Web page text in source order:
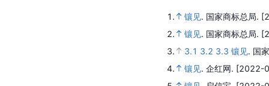
1. 镶见. 国家商标总局.
2.
镶见. 国家商标总局.
3.
3.1 3.2 3.3 镶见. 国
4.
镶见. 企红网. [2022-